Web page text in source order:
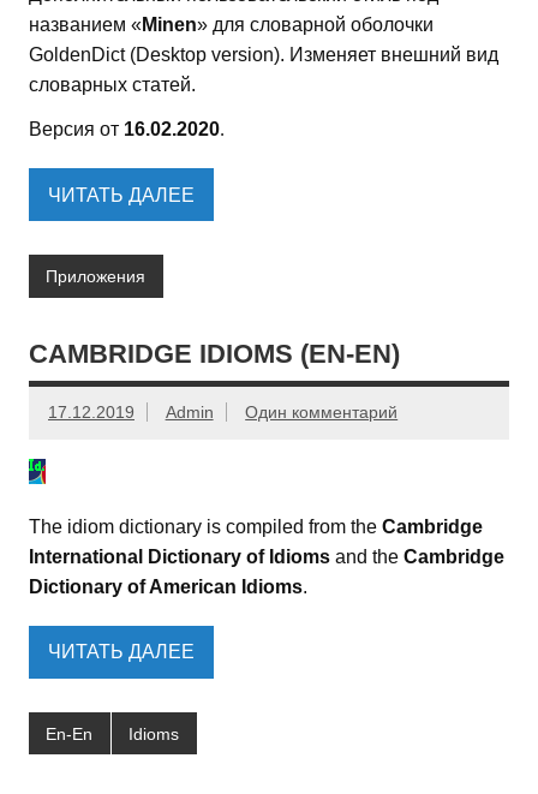
названием «Minen» для словарной оболочки
GoldenDict (Desktop version). Изменяет внешний вид
словарных статей.
Версия от 16.02.2020.
ЧИТАТЬ ДАЛЕЕ
Приложения
CAMBRIDGE IDIOMS (EN-EN)
17.12.2019 Admin Один комментарий
The idiom dictionary is compiled from the Cambridge
International Dictionary of Idioms and the Cambridge
Dictionary of American Idioms.
ЧИТАТЬ ДАЛЕЕ
En-En Idioms